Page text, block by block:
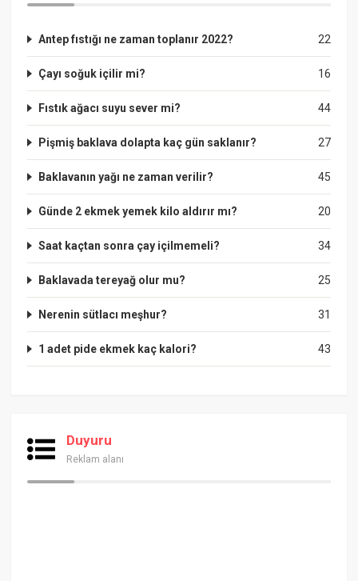
22
Antep fıstığı ne zaman toplanır 2022?
16
Çayı soğuk içilir mi?
44
Fıstık ağacı suyu sever mi?
27
Pişmiş baklava dolapta kaç gün saklanır?
45
Baklavanın yağı ne zaman verilir?
20
Günde 2 ekmek yemek kilo aldırır mı?
34
Saat kaçtan sonra çay içilmemeli?
25
Baklavada tereyağ olur mu?
31
Nerenin sütlacı meşhur?
43
1 adet pide ekmek kaç kalori?
Duyuru
Reklam alanı